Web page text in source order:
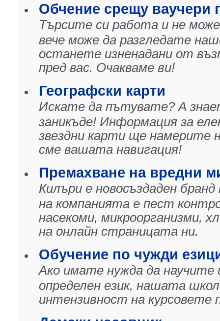
Обчение срещу ваучери
Търсите си работа и не
вече може да разгледате
останете изненадани от
пред вас. Очакваме ви!
Географски карти
Искате да пътувате? А
заникъде! Информация за
звездни карти ще намерите
сме вашата навигация!
Премахване на вредни
Килъри е новосъздаден
на компанията е пест
насекоми, микроорганизми,
на онлайн страницата ни.
Обучение по чужди
Ако имате нужда да научите
определен език, нашата
интензивност на курсовете